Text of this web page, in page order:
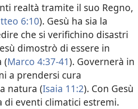
realtà tramite il suo Regno,
6:10). Gesù ha sia la
che si verifichino disastri
dimostrò di essere in
(Marco 4:37-41). Governerà in
a prendersi cura
natura (Isaia 11:2). Con Gesù
di eventi climatici estremi.